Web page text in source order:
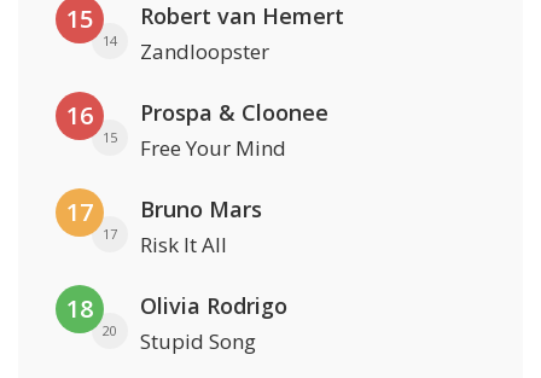
15
14
Robert van Hemert
Zandloopster
16
15
Prospa & Cloonee
Free Your Mind
17
17
Bruno Mars
Risk It All
18
20
Olivia Rodrigo
Stupid Song